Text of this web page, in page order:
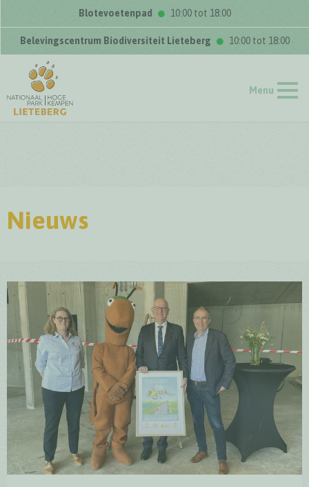
Blotevoetenpad 10:00 tot 18:00
Belevingscentrum Biodiversiteit Lieteberg 10:00 tot 18:00
Menu
Nieuws